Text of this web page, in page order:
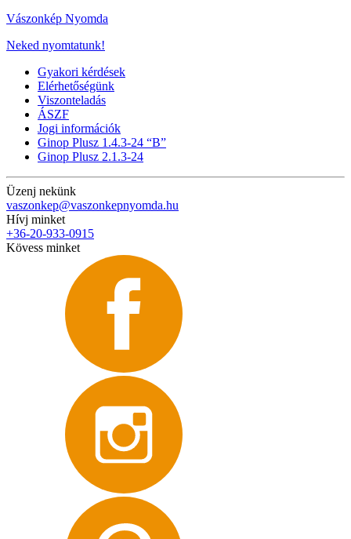
Vászonkép Nyomda
Neked nyomtatunk!
Gyakori kérdések
Elérhetőségünk
Viszonteladás
ÁSZF
Jogi információk
Ginop Plusz 1.4.3-24 “B”
Ginop Plusz 2.1.3-24
Üzenj nekünk
vaszonkep@vaszonkepnyomda.hu
Hívj minket
+36-20-933-0915
Kövess minket